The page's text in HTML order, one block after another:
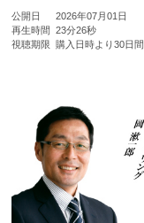
公開日
2026年07月01日
再生時間
23分26秒
視聴期限
購入日時より30日間